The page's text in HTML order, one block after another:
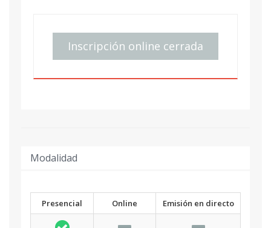
Inscripción online cerrada
Modalidad
Presencial Online Emisión en directo